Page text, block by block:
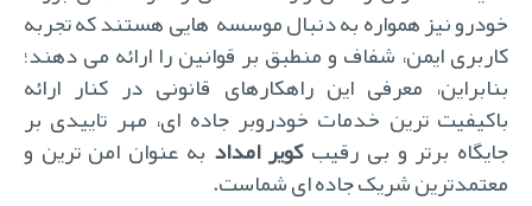
خودرو نیز همواره به دنبال موسسه هایی هستند که تجربه
کاربری ایمن، شفاف و منطبق بر قوانین را ارائه می دهند؛
بنابراین، معرفی این راهکارهای قانونی در کنار ارائه
باکیفیت ترین خدمات خودروبر جاده ای، مهر تاییدی بر
جایگاه برتر و بی رقیبکویر امدادبه عنوان امن ترین و
معتمدترین شریک جاده ای شماست.